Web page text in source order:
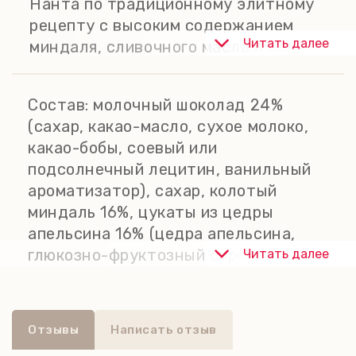
Нанта по традиционному элитному
рецепту с высоким содержанием
миндаля, сливочного масла и сливок
глютена. Восхитительные
цитрусовые ароматы апельсиновых
цукатов сочетаются со вкусом
французского молочного шоколада и
хрустящего миндального нугатина, а
мед добавляет сладости. Идеально
вкусно с кофе или чаем.
Без пальмового масла, без ГМО, без
Читать далее
Состав: молочный шоколад 24%
(сахар, какао-масло, сухое молоко,
какао-бобы, соевый или
подсолнечный лецитин, ванильный
ароматизатор), сахар, колотый
миндаль 16%, цукаты из цедры
апельсина 16% (цедра апельсина,
глюкозно-фруктозный сироп,
сливочное масло, стерильные
Читать далее
Отзывы Написать отзыв